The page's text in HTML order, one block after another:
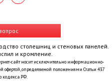
столешниц и стеновых панелей.
и кромление.
сайт носит исключительно информационно-
офертой, определяемой положениями Статьи 437
кодекса РФ.